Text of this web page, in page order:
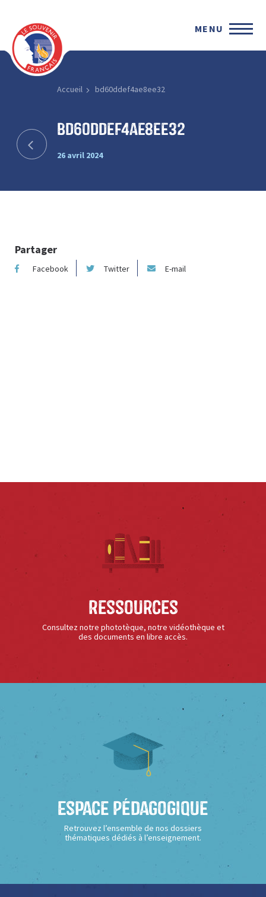
MENU
Accueil bd60ddef4ae8ee32
bd60ddef4ae8ee32
26 avril 2024
Partager
Facebook Twitter E-mail
Ressources
Consultez notre phototèque, notre vidéothèque et
des documents en libre accès.
Espace Pédagogique
Retrouvez l’ensemble de nos dossiers
thématiques dédiés à l’enseignement.